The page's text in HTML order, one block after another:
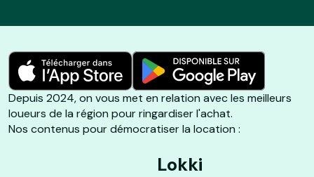
Depuis 2024, on vous met en relation avec les meilleurs
loueurs de la région pour ringardiser l'achat.
Nos contenus pour démocratiser la location :
Lokki